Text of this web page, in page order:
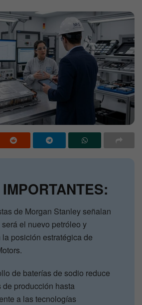
de Morgan Stanley señalan
el nuevo petróleo y
la posición estratégica de
de baterías de sodio reduce
de producción hasta
a las tecnologías